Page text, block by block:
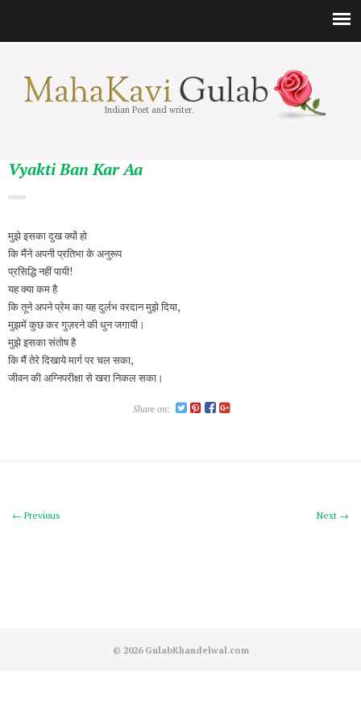
Indian Poet and writer.
Vyakti Ban Kar Aa
मुझे इसका दुख क्‍यों हो
कि मैंने अपनी प्रतिभा के अनुरूप
प्रसिद्धि नहीं पायी!
यह क्या कम है
कि तूने अपने प्रेम का यह दुर्लभ वरदान मुझे दिया,
मुझमें कुछ कर गुज़रने की धुन जगायी।
मुझे इसका संतोष है
कि मैं तेरे दिखाये मार्ग पर चल सका,
जीवन की अग्निपरीक्षा से खरा निकल सका।
Share on:
Next →
← Previous
© 2026 GulabKhandelwal.com